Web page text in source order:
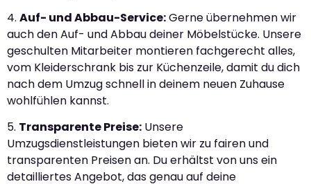
4. Auf- und Abbau-Service:Gerne übernehmen wir
auch den Auf- und Abbau deiner Möbelstücke. Unsere
geschulten Mitarbeiter montieren fachgerecht alles,
vom Kleiderschrank bis zur Küchenzeile, damit du dich
nach dem Umzug schnell in deinem neuen Zuhause
wohlfühlen kannst.
5. Transparente Preise: Unsere
Umzugsdienstleistungen bieten wir zu fairen und
transparenten Preisen an. Du erhältst von uns ein
detailliertes Angebot, das genau auf deine